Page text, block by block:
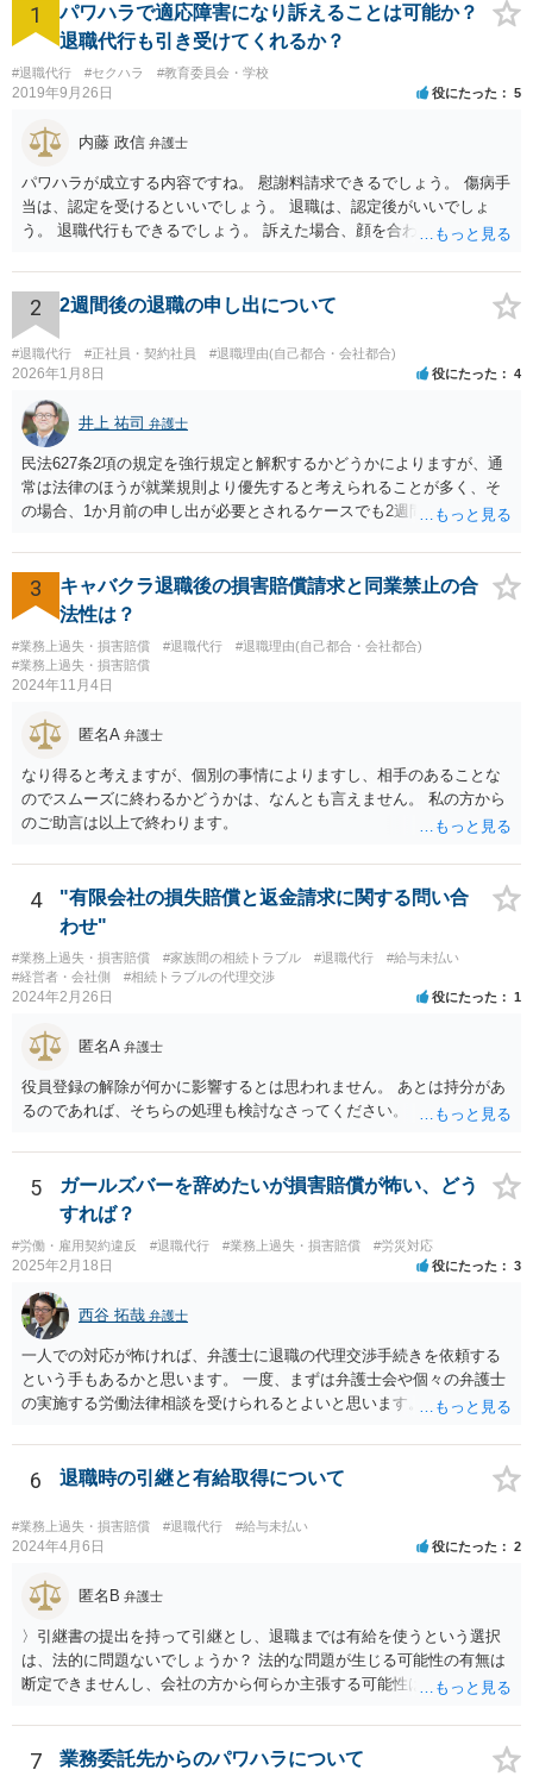
1
パワハラで適応障害になり訴えることは可能か？
退職代行も引き受けてくれるか？
#退職代行 #セクハラ #教育委員会・学校
2019年9月26日 役にたった 5
内藤 政信 弁護士
パワハラが成立する内容ですね。 慰謝料請求できるでしょう。 傷病手
当は、認定を受けるといいでしょう。 退職は、認定後がいいでしょ
う。 退職代行もできるでしょう。 訴えた場合、顔を合わすことは、あ
れは 減じて来るでしょう。
2 2週間後の退職の申し出について
#退職代行 #正社員・契約社員 #退職理由(自己都合・会社都合)
2026年1月8日 役にたった 4
井上 祐司 弁護士
民法627条2項の規定を強行規定と解釈するかどうかによりますが、通
常は法律のほうが就業規則より優先すると考えられることが多く、そ
の場合、1か月前の申し出が必要とされるケースでも2週間前の退職予
申し出は世間のあらゆる業種で広く採用されたルールであり、それ自
体が不合理と判断されるようなものではないため、就業規則・退職金
規程において「正当な理由なく会社の承認を得ずに退職した場合や引
継ぎを行わずに退職した場合に退職金を減額ないし不支給とする」旨
の条項が設けられている場合、その制約を受けることは考えられま
す。
3
キャバクラ退職後の損害賠償請求と同業禁止の合
法性は？
#業務上過失・損害賠償 #退職代行
#退職理由(自己都合・会社都合)
#業務上過失・損害賠償
2024年11月4日
匿名A 弁護士
なり得ると考えますが、個別の事情によりますし、相手のあることな
のでスムーズに終わるかどうかは、なんとも言えません。 私の方から
のご助言は以上で終わります。
4
"有限会社の損失賠償と返金請求に関する問い合
わせ"
#業務上過失・損害賠償 #家族間の相続トラブル #退職代行
#給与未払い
#経営者・会社側
#相続トラブルの代理交渉
2024年2月26日 役にたった 1
匿名A 弁護士
役員登録の解除が何かに影響するとは思われません。 あとは持分があ
るのであれば、そちらの処理も検討なさってください。
5
ガールズバーを辞めたいが損害賠償が怖い、どう
すれば？
#労働・雇用契約違反 #退職代行 #業務上過失・損害賠償 #労災対応
2025年2月18日 役にたった 3
西谷 拓哉 弁護士
一人での対応が怖ければ、弁護士に退職の代理交渉手続きを依頼する
という手もあるかと思います。 一度、まずは弁護士会や個々の弁護士
の実施する労働法律相談を受けられるとよいと思います。
6 退職時の引継と有給取得について
#業務上過失・損害賠償 #退職代行 #給与未払い
2024年4月6日 役にたった 2
匿名B 弁護士
〉引継書の提出を持って引継とし、退職までは有給を使うという選択
は、法的に問題ないでしょうか？ 法的な問題が生じる可能性の有無は
断定できませんし、会社の方から何らか主張する可能性はあります。
ん。 それよりも、書いておられる事情がある場合は、いつ、どのよう
な方法で、退職の意思及び退職日まで全日有給休暇を使用することを
会社に伝えるかが、問題になるかもしれないです。 場合よっては退職
7 業務委託先からのパワハラについて